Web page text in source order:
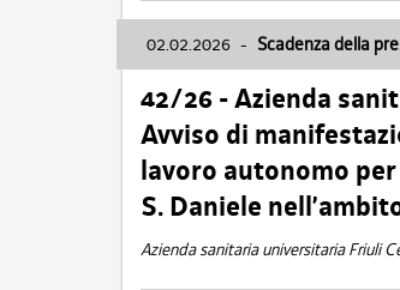
02.02.2026 - Scadenza della
42/26 - Azienda
Avviso di
lavoro autonomo
S. Daniele
Azienda sanitaria universitaria Friuli